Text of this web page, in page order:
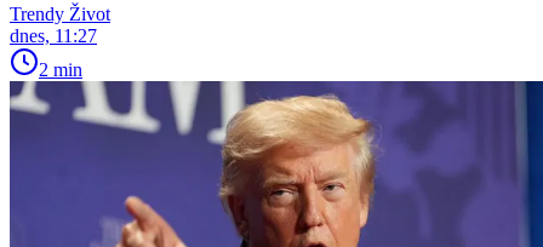
Trendy Život
dnes, 11:27
2 min